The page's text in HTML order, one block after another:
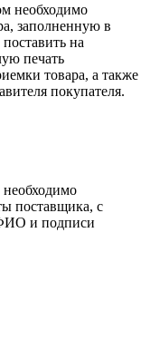
необходимо
заполненную в
на
печать
товара, а также
покупателя.
поставщика, с
и подписи